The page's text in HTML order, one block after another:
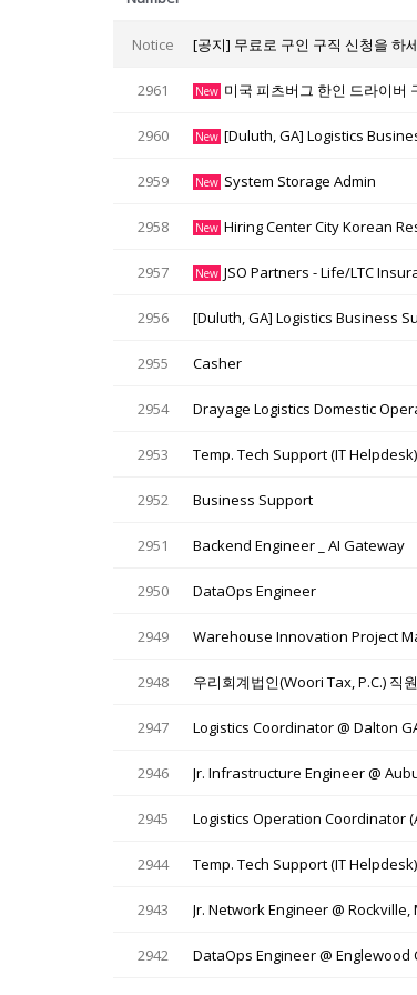
Notice [공지] 무료로 구인 구직 신청을 하
2961 New 미국 피츠버그 한인 드라이버
2960 New [Duluth, GA] Logistics
2959 New System Storage Admin
2958 New Hiring Center City Korean
2957 New JSO Partners - Life/LTC
2956 [Duluth, GA] Logistics Business
2955 Casher
2954 Drayage Logistics Domestic
2953 Temp. Tech Support (IT Helpdesk)
2952 Business Support
2951 Backend Engineer _ AI Gateway
2950 DataOps Engineer
2949 Warehouse Innovation Project
2948 우리회계법인(Woori Tax, P.C.) 직
2947 Logistics Coordinator @ Dalton
2946 Jr. Infrastructure Engineer @
2945 Logistics Operation Coordinator
2944 Temp. Tech Support (IT
2943 Jr. Network Engineer @ Rockville,
2942 DataOps Engineer @ Englewood